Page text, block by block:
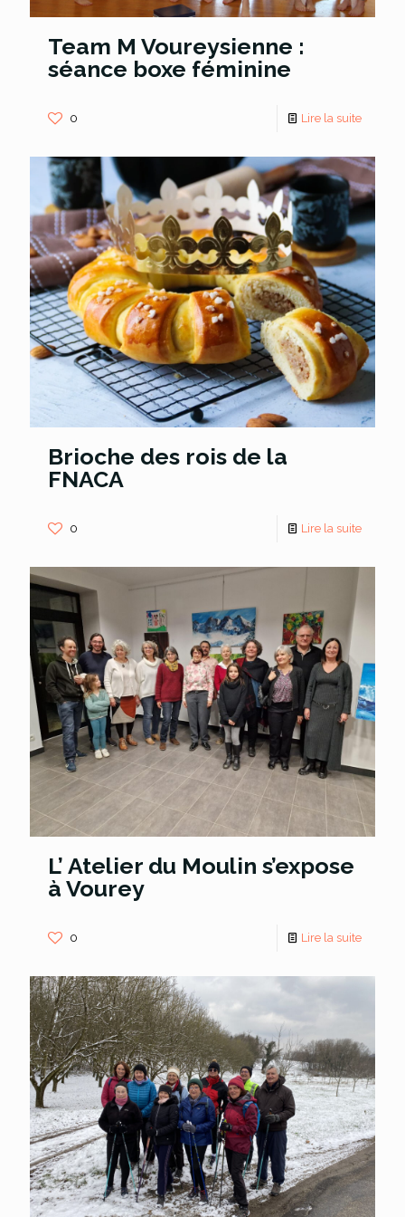
Team M Voureysienne :
séance boxe féminine
0 Lire la suite
Brioche des rois de la
FNACA
0 Lire la suite
L’ Atelier du Moulin s’expose
à Vourey
0 Lire la suite